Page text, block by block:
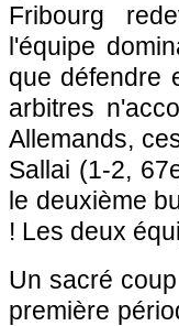
Fribourg
l'équipe
que défendre
arbitres
Allemands,
Sallai (1-2,
le deuxième
! Les deux
Un sacré
première